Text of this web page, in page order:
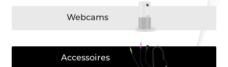
Webcams
Accessoires